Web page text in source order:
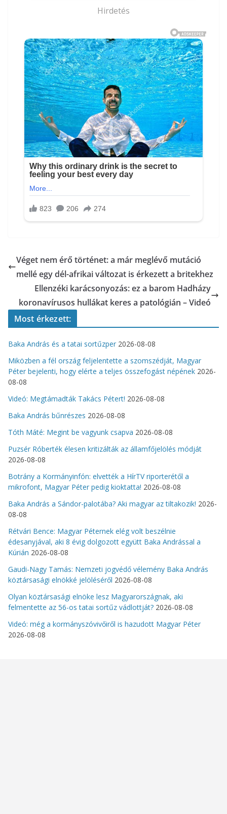
Hirdetés
Véget nem érő történet: a már meglévő mutáció
mellé egy dél-afrikai változat is érkezett a britekhez
Ellenzéki karácsonyozás: ez a barom Hadházy
koronavírusos hullákat keres a patológián – Videó
Most érkezett:
Baka András és a tatai sortűzper 2026-08-08
Miközben a fél ország feljelentette a szomszédját, Magyar
Péter bejelenti, hogy elérte a teljes összefogást népének 2026-
08-08
Videó: Megtámadták Takács Pétert! 2026-08-08
Baka András bűnrészes 2026-08-08
Tóth Máté: Megint be vagyunk csapva 2026-08-08
Puzsér Róberték élesen kritizálták az államfőjelölés módját
2026-08-08
Botrány a Kormányinfón: elvették a HírTV riporterétől a
mikrofont, Magyar Péter pedig kioktatta! 2026-08-08
Baka András a Sándor-palotába? Aki magyar az tiltakozik! 2026-
08-08
Rétvári Bence: Magyar Péternek elég volt beszélnie
édesanyjával, aki 8 évig dolgozott együtt Baka Andrással a
Kúrián 2026-08-08
Gaudi-Nagy Tamás: Nemzeti jogvédő vélemény Baka András
köztársasági elnökké jelöléséről 2026-08-08
Olyan köztársasági elnöke lesz Magyarországnak, aki
felmentette az 56-os tatai sortűz vádlottját? 2026-08-08
Videó: még a kormányszóvivőiről is hazudott Magyar Péter
2026-08-08